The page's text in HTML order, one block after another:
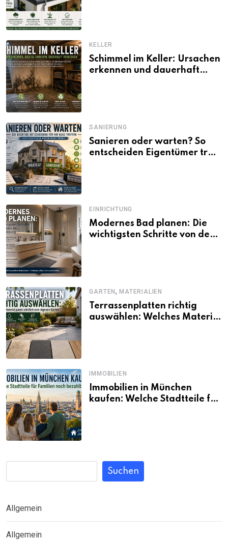
KELLER
Schimmel im Keller: Ursachen
erkennen und dauerhaft
SANIERUNG
Sanieren oder warten? So
entscheiden Eigentümer trotz
EINRICHTUNG
Modernes Bad planen: Die
wichtigsten Schritte von der
GARTEN,MATERIALIEN
Terrassenplatten richtig
auswählen: Welches Material
IMMOBILIEN
Immobilien in München
kaufen: Welche Stadtteile für
Suchen
Allgemein
Allgemein